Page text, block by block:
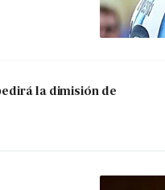
la dimisión de